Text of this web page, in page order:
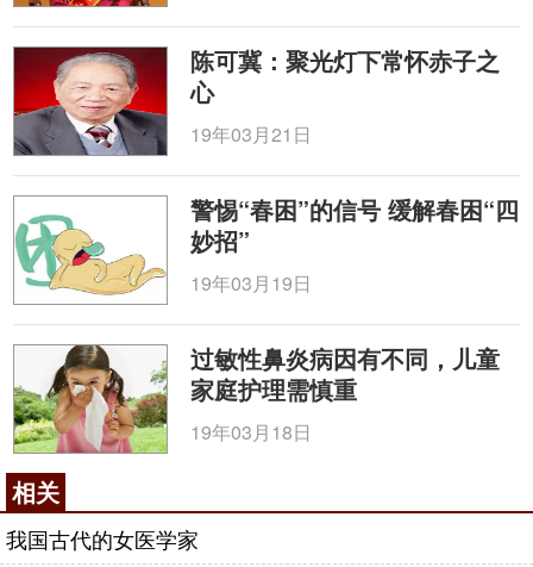
陈可冀：聚光灯下常怀赤子之
心
19年03月21日
警惕“春困”的信号 缓解春困“四
妙招”
19年03月19日
过敏性鼻炎病因有不同，儿童
家庭护理需慎重
19年03月18日
相关
我国古代的女医学家